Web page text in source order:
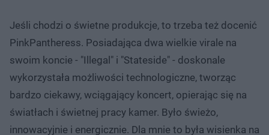
Jeśli chodzi o świetne produkcje, to trzeba też docenić
PinkPantheress. Posiadająca dwa wielkie virale na
swoim koncie - "Illegal" i "Stateside" - doskonale
wykorzystała możliwości technologiczne, tworząc
bardzo ciekawy, wciągający koncert, opierając się na
światłach i świetnej pracy kamer. Było świeżo,
innowacyjnie i energicznie. Dla mnie to była wisienka na